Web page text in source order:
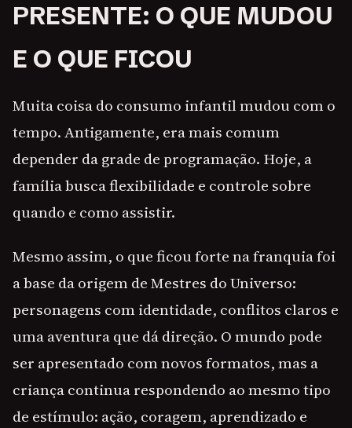
PRESENTE: O QUE MUDOU
E O QUE FICOU
Muita coisa do consumo infantil mudou com o
tempo. Antigamente, era mais comum
depender da grade de programação. Hoje, a
família busca flexibilidade e controle sobre
quando e como assistir.
Mesmo assim, o que ficou forte na franquia foi
a base da origem de Mestres do Universo:
personagens com identidade, conflitos claros e
uma aventura que dá direção. O mundo pode
ser apresentado com novos formatos, mas a
criança continua respondendo ao mesmo tipo
de estímulo: ação, coragem, aprendizado e